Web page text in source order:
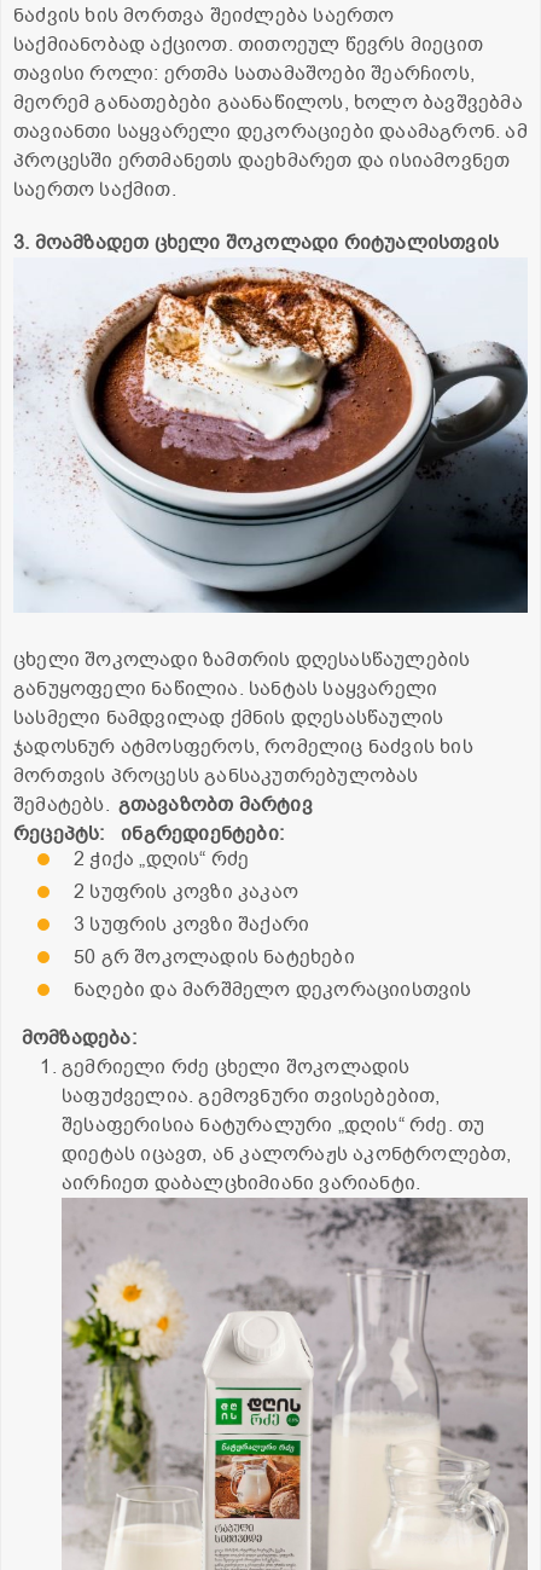
ნაძვის ხის მორთვა შეიძლება საერთო
საქმიანობად აქციოთ. თითოეულ წევრს მიეცით
თავისი როლი: ერთმა სათამაშოები შეარჩიოს,
მეორემ განათებები გაანაწილოს, ხოლო ბავშვებმა
თავიანთი საყვარელი დეკორაციები დაამაგრონ. ამ
პროცესში ერთმანეთს დაეხმარეთ და ისიამოვნეთ
საერთო საქმით.
3. მოამზადეთ ცხელი შოკოლადი რიტუალისთვის
ცხელი შოკოლადი ზამთრის დღესასწაულების
განუყოფელი ნაწილია. სანტას საყვარელი
სასმელი ნამდვილად ქმნის დღესასწაულის
ჯადოსნურ ატმოსფეროს, რომელიც ნაძვის ხის
მორთვის პროცესს განსაკუთრებულობას
შემატებს. გთავაზობთ მარტივ
რეცეპტს:
ინგრედიენტები:
2 ჭიქა „დღის“ რძე
2 სუფრის კოვზი კაკაო
3 სუფრის კოვზი შაქარი
50 გრ შოკოლადის ნატეხები
ნაღები და მარშმელო დეკორაციისთვის
მომზადება:
გემრიელი რძე ცხელი შოკოლადის
საფუძველია. გემოვნური თვისებებით,
შესაფერისია ნატურალური „დღის“ რძე. თუ
დიეტას იცავთ, ან კალორაჟს აკონტროლებთ,
აირჩიეთ დაბალცხიმიანი ვარიანტი.